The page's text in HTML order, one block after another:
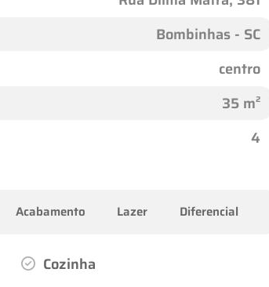
Bombinhas - SC
centro
35 m²
4
Acabamento Lazer Diferencial
Cozinha